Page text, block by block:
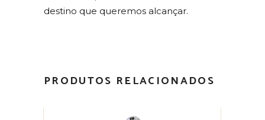
destino que queremos alcançar.
PRODUTOS RELACIONADOS